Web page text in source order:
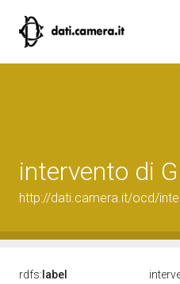
intervento di
http://dati.camera.it/ocd/
rdfs: label